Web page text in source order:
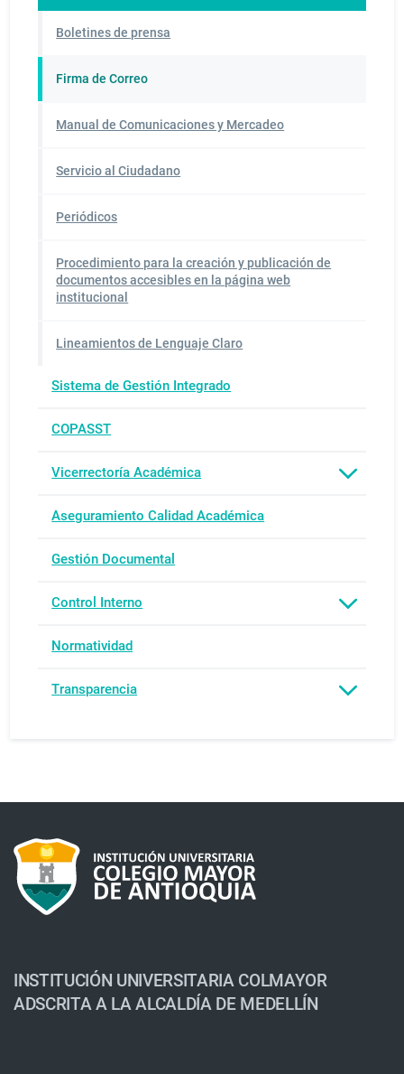
Boletines de prensa
Firma de Correo
Manual de Comunicaciones y Mercadeo
Servicio al Ciudadano
Periódicos
Procedimiento para la creación y publicación de
documentos accesibles en la página web
institucional
Lineamientos de Lenguaje Claro
Sistema de Gestión Integrado
COPASST
Vicerrectoría Académica
Aseguramiento Calidad Académica
Gestión Documental
Control Interno
Normatividad
Transparencia
INSTITUCIÓN UNIVERSITARIA COLMAYOR
ADSCRITA A LA ALCALDÍA DE MEDELLÍN